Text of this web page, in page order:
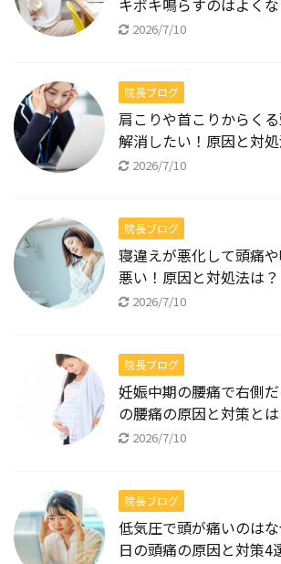
キボキ鳴らすのはよくな
2026/7/10
院長ブログ
肩こりや首こりからく
解消したい！原因と対処
2026/7/10
院長ブログ
寝違えが悪化して頭痛
悪い！原因と対処法は？
2026/7/10
院長ブログ
妊娠中期の腰痛で右側
の腰痛の原因と対策とは
2026/7/10
院長ブログ
低気圧で頭が痛いのは
日の頭痛の原因と対策4